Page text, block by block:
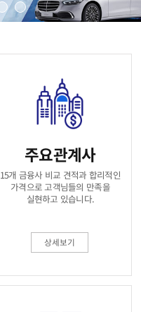
주요관계사
15개 금융사 비교 견적과 합리적인
가격으로 고객님들의 만족을
실현하고 있습니다.
상세보기